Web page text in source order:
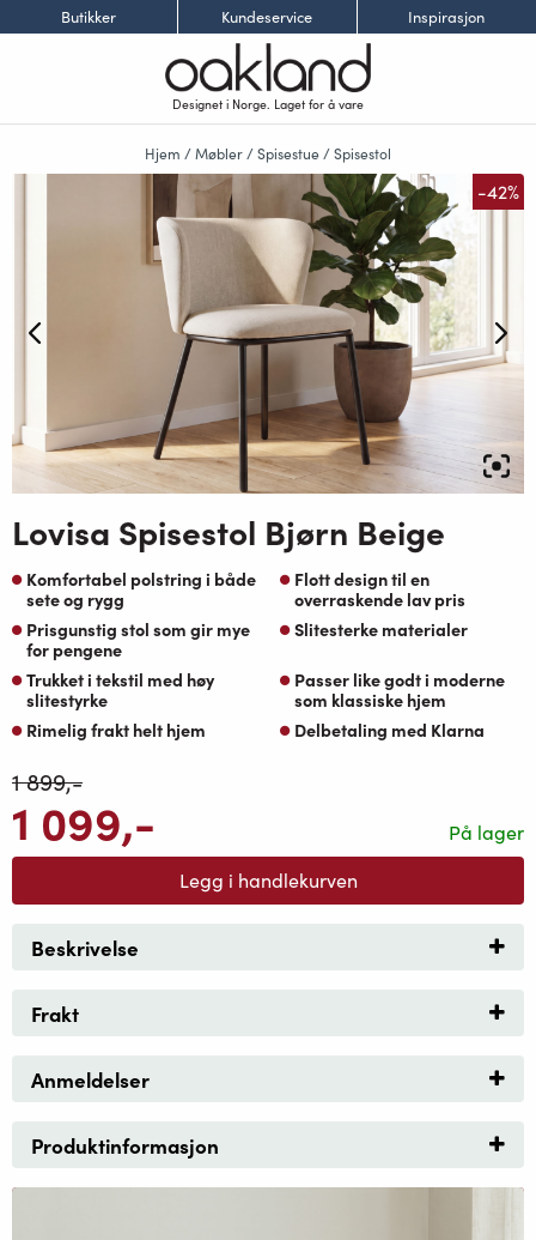
Butikker Kundeservice Inspirasjon
Designet i Norge. Laget for å vare
Hjem /Møbler /Spisestue /Spisestol
-42%
Lovisa Spisestol Bjørn Beige
Komfortabel polstring i både
sete og rygg
Flott design til en
overraskende lav pris
Prisgunstig stol som gir mye
for pengene
Slitesterke materialer
Trukket i tekstil med høy
slitestyrke
Passer like godt i moderne
som klassiske hjem
Rimelig frakt helt hjem
Delbetaling med Klarna
På lager
1 899,-
1 099,-
Legg i handlekurven
Beskrivelse
Frakt
Anmeldelser
Produktinformasjon